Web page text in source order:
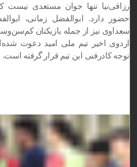
رزاقی‌نیا تنها جوان مستعدی نیست
حضور دارد. ابوالفضل زمانی،
سعداوی نیز از جمله بازیکنان
اردوی اخیر تیم ملی امید دعوت
توجه کادرفنی این تیم قرار گرفته است.